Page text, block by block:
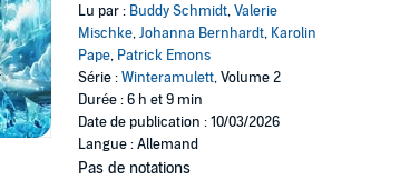
Lu par : Buddy Schmidt,Valerie
Mischke,Johanna Bernhardt, Karolin
Pape, Patrick Emons
Série :Winteramulett, Volume 2
Durée : 6 h et 9 min
Date de publication : 10/03/2026
Langue : Allemand
Pas de notations